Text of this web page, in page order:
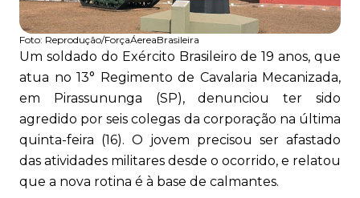
Foto: Reprodução/ForçaÁereaBrasileira
Um soldado do Exército Brasileiro de 19 anos, que
atua no 13° Regimento de Cavalaria Mecanizada,
em Pirassununga (SP), denunciou ter sido
agredido por seis colegas da corporação na última
quinta-feira (16). O jovem precisou ser afastado
das atividades militares desde o ocorrido, e relatou
que a nova rotina é à base de calmantes.